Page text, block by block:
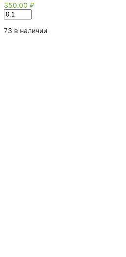
350.00 ₽
Количество
товара
Мороженое
73 в наличии